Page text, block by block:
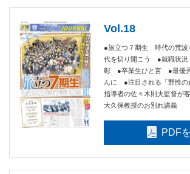
Vol.18
●旅立つ７期生 時代の荒波
代を切り開こう ●就職状
彰 ●卒業生ひと言 ●最優秀
んに ●注目される「野性
指導者の佐々木則夫監督が
大久保教授のお別れ講義
PDF